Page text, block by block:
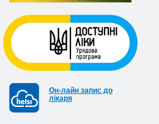
Он-лайн запис до
лікаря